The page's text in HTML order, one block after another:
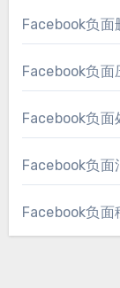
Facebook负面
Facebook负面
Facebook负面
Facebook负面
Facebook负面